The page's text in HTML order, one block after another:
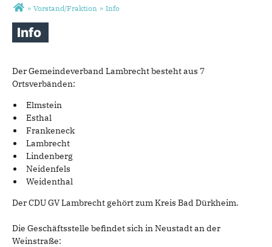
Sie sind hier
» Vorstand/Fraktion » Info
Info
Der Gemeindeverband Lambrecht besteht aus 7
Ortsverbänden:
Elmstein
Esthal
Frankeneck
Lambrecht
Lindenberg
Neidenfels
Weidenthal
Der CDU GV Lambrecht gehört zum Kreis Bad Dürkheim.
Die Geschäftsstelle befindet sich in Neustadt an der
Weinstraße: